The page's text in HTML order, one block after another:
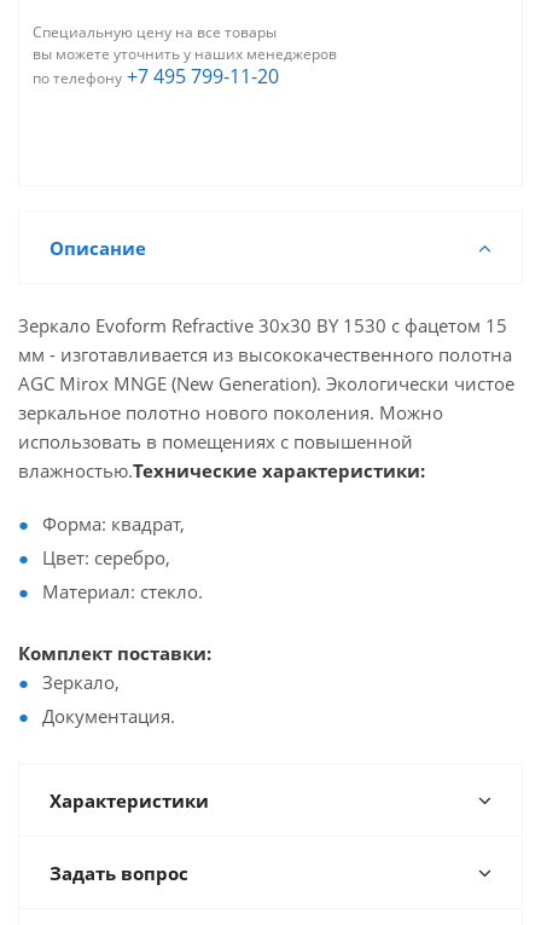
Специальную цену на все товары
вы можете уточнить у наших менеджеров
по телефону +7 495 799-11-20
Описание
Зеркало Evoform Refractive 30х30 BY 1530 с фацетом 15
мм - изготавливается из высококачественного полотна
AGC Mirox MNGE (New Generation). Экологически чистое
зеркальное полотно нового поколения. Можно
использовать в помещениях с повышенной
влажностью.Технические характеристики:
Форма: квадрат,
Цвет: серебро,
Материал: стекло.
Комплект поставки:
Зеркало,
Документация.
Характеристики
Задать вопрос